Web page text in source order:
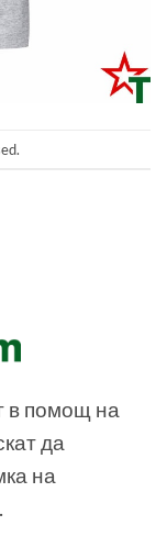
в помощ на
да
на